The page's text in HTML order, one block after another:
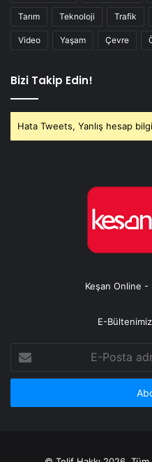
Tarım Teknoloji Trafik
Video Yaşam Çevre
Bizi Takip Edin!
Hata Tweets, Yanlış hesap
Keşan Online -
E-
Posta
adresinizi